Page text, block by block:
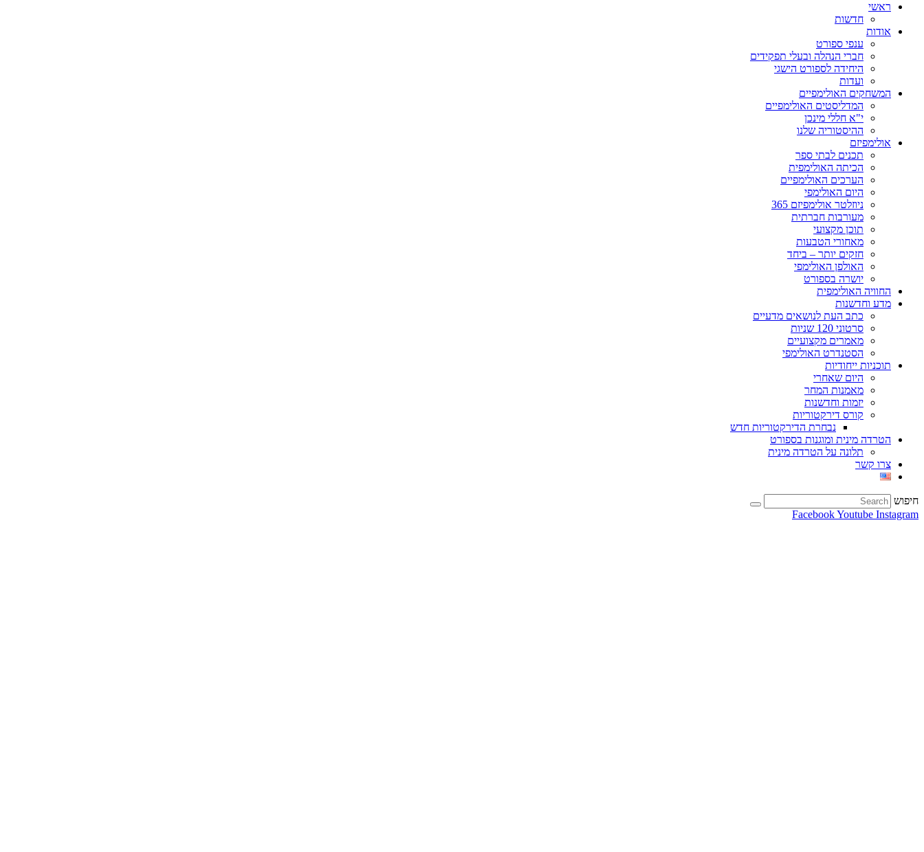
ראשי
חדשות
אודות
ענפי ספורט
חברי הנהלה ובעלי תפקידים
היחידה לספורט הישגי
ועדות
המשחקים האולימפיים
המדליסטים האולימפיים
י"א חללי מינכן
ההיסטוריה שלנו
אולימפיזם
תכנים לבתי ספר
הכיתה האולימפית
הערכים האולימפיים
היום האולימפי
ניוזלטר אולימפיזם 365
מעורבות חברתית
תוכן מקצועי
מאחורי הטבעות
חזקים יותר – ביחד
האולפן האולימפי
יושרה בספורט
החוויה האולימפית
מדע וחדשנות
כתב העת לנושאים מדעיים
סרטוני 120 שניות
מאמרים מקצועיים
הסטנדרט האולימפי
תוכניות ייחודיות
היום שאחרי
מאמנות המחר
יזמות וחדשנות
קורס דירקטוריות
נבחרת הדירקטוריות חדש
הטרדה מינית ומוגנות בספורט
תלונה על הטרדה מינית
צרו קשר
חיפוש
FacebookYoutube Instagram